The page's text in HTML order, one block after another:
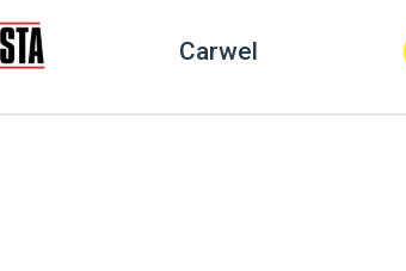
Carwel